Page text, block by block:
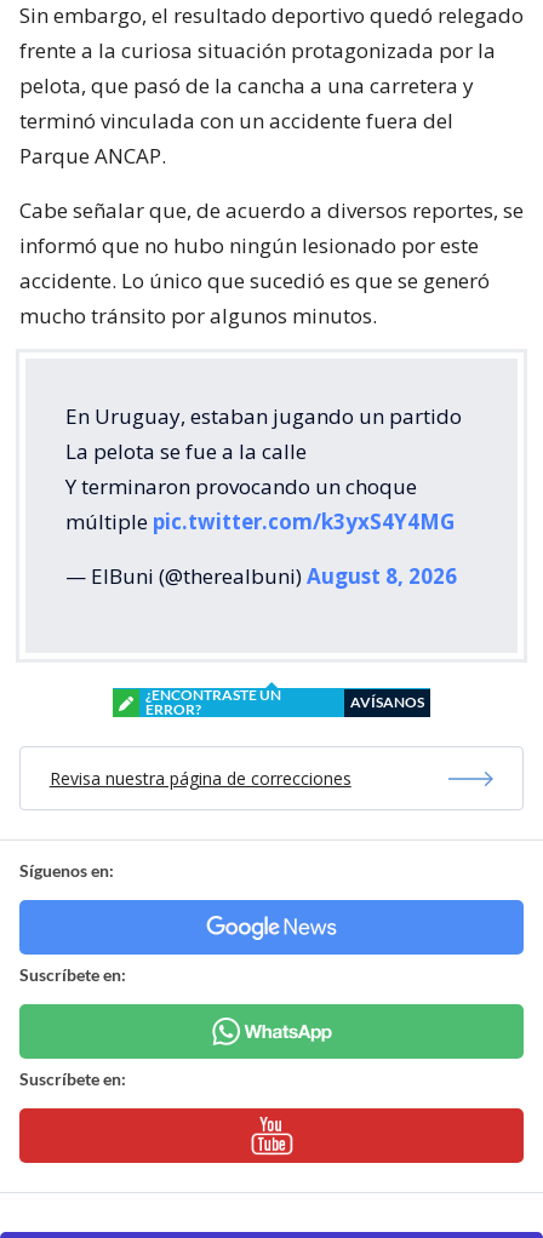
Sin embargo, el resultado deportivo quedó relegado
frente a la curiosa situación protagonizada por la
pelota, que pasó de la cancha a una carretera y
terminó vinculada con un accidente fuera del
Parque ANCAP.
Cabe señalar que, de acuerdo a diversos reportes, se
informó que no hubo ningún lesionado por este
accidente. Lo único que sucedió es que se generó
mucho tránsito por algunos minutos.
En Uruguay, estaban jugando un partido
La pelota se fue a la calle
Y terminaron provocando un choque
múltiple pic.twitter.com/k3yxS4Y4MG
— ElBuni (@therealbuni)August 8, 2026
¿ENCONTRASTE UN
ERROR?
AVÍSANOS
Revisa nuestra página de correcciones
Síguenos en:
Suscríbete en:
Suscríbete en: